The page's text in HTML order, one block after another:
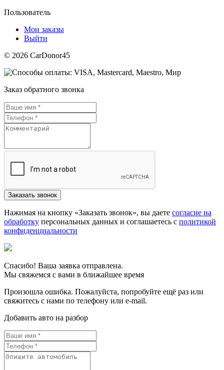
Пользователь
Мои заказы
Выйти
© 2026 CarDonor45
Заказ обратного звонка
Нажимая на кнопку «Заказать звонок», вы даете согласие на
обработку персональных данных и соглашаетесь c политикой
конфиденциальности
Спасибо! Ваша заявка отправлена.
Мы свяжемся с вами в ближайшее время
Произошла ошибка. Пожалуйста, попробуйте ещё раз или
свяжитесь с нами по телефону или e-mail.
Добавить авто на разбор